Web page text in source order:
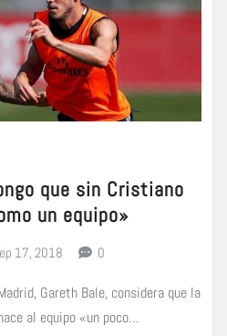
que sin Cristiano
un equipo»
17, 2018 0
Gareth Bale, considera que la
al equipo «un poco…